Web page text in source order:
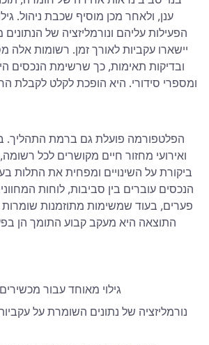
ענן, ולאחר מכן מוסיף שכבת ניהול.
הפעילות עליהם ונורמליזציה של
יישארו עקביות לאורך זמן. רשומות אלה
ובדיקות תאימות, כך שרשימת הנכסים
ומספרי סידורי. היא הופכת לקלט לקבלת
הפלטפורמה פועלת גם ברמת התהליך.
ואירועי מחזור חיים מקושרים לכל
ביקורת על השינויים ומפחית את התלות
הנכסים עוברים בין סביבות, לוחות
פערים, בעוד שמשימות מתוזמנות שומרות
התוצאה היא מעקב קבוע התומך הן
גילוי מאוחד עבור
נורמליזציה של נתונים השומרת על